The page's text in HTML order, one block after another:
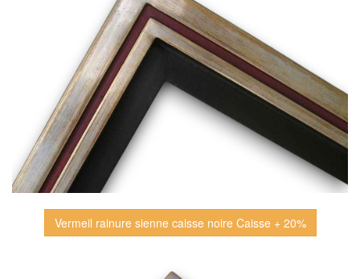
Vermeil rainure sienne caisse noire Caisse + 20%